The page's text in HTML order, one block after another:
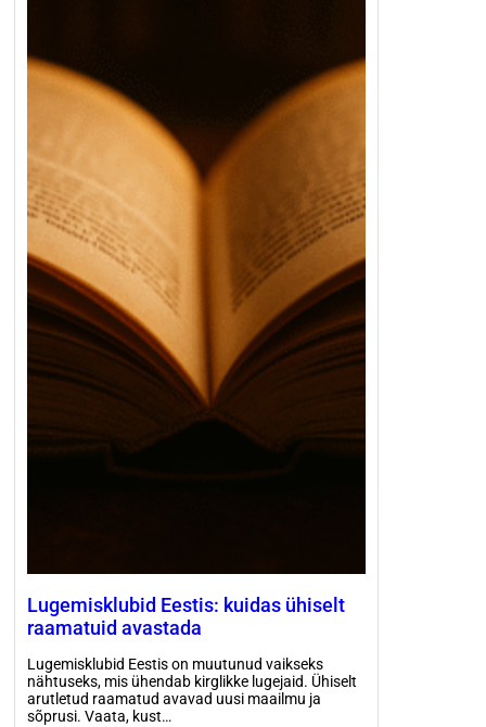
Lugemisklubid Eestis: kuidas ühiselt
raamatuid avastada
Lugemisklubid Eestis on muutunud vaikseks
nähtuseks, mis ühendab kirglikke lugejaid. Ühiselt
arutletud raamatud avavad uusi maailmu ja
sõprusi. Vaata, kust…